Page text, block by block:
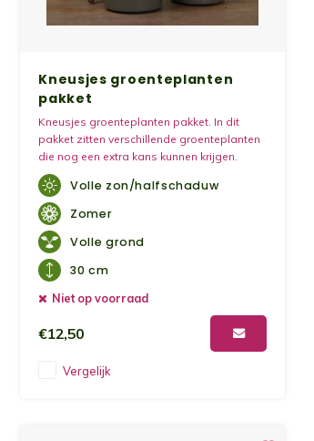
Kneusjes groenteplanten
pakket
Kneusjes groenteplanten pakket. In dit
pakket zitten verschillende groenteplanten
die nog een extra kans kunnen krijgen.
Volle zon/halfschaduw
Zomer
Volle grond
30 cm
Niet op voorraad
€12,50
Vergelijk